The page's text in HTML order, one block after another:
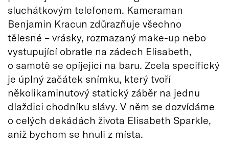
sluchátkovým telefonem. Kameraman
Benjamin Kracun zdůrazňuje všechno
tělesné – vrásky, rozmazaný make-up nebo
vystupující obratle na zádech Elisabeth,
o samotě se opíjející na baru. Zcela specifický
je úplný začátek snímku, který tvoří
několikaminutový statický záběr na jednu
dlaždici chodníku slávy. V něm se dozvídáme
o celých dekádách života Elisabeth Sparkle,
aniž bychom se hnuli z místa.